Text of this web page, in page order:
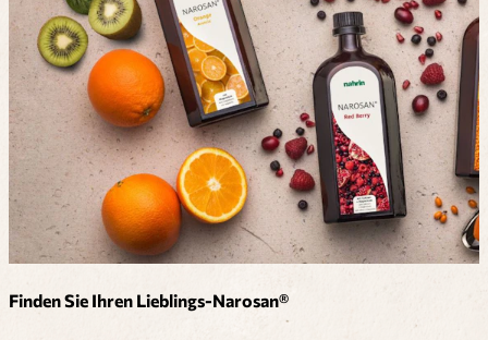
Finden Sie Ihren Lieblings-Narosan®